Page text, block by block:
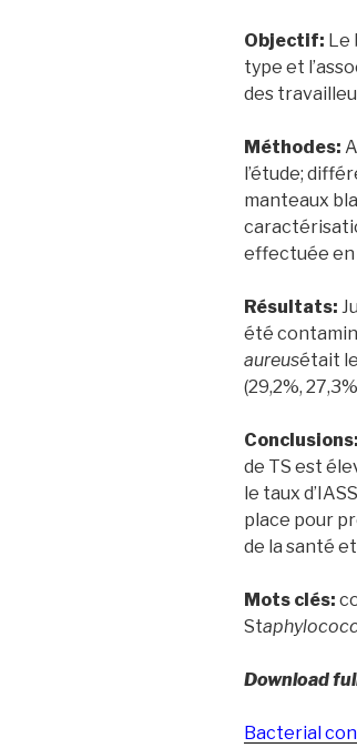
Objectif: Le
type et
des
Méthodes:
l’étude;
manteaux
effectuée en
Résultats:
été
aureusétait
(29,2%,
Conclusions:
de TS est
le taux
place pour
de la santé
Mots clés:
St
Download
Bacterial